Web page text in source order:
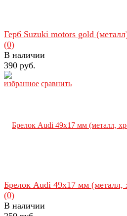
избранное сравнить
Герб Suzuki motors gold
(0)
В наличии
390 руб.
Брелок Audi 49х17 мм (металл,
(0)
В наличии